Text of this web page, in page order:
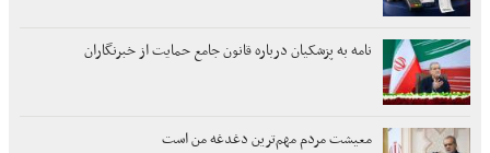
نامه به پزشکیان درباره قانون جامع حمایت از خبرنگاران
معیشت مردم مهم‌ترین دغدغه من است